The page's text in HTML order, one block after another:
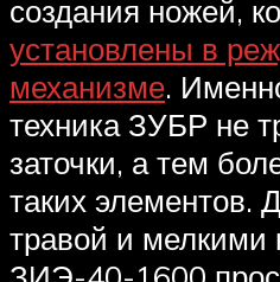
создания ножей,
установлены в
механизме.
техника ЗУБР не
заточки, а тем
таких элементов.
травой и мелкими